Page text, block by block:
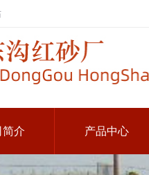
简介 产品中心